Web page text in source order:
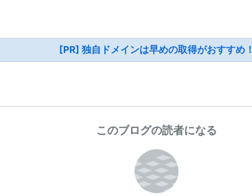
[PR] 独自ドメインは早めの取得がおすすめ！
このブログの読者になる